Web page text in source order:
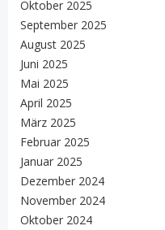
Oktober 2025
September 2025
August 2025
Juni 2025
Mai 2025
April 2025
März 2025
Februar 2025
Januar 2025
Dezember 2024
November 2024
Oktober 2024